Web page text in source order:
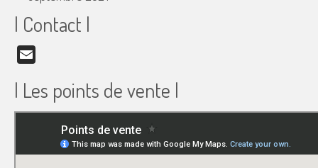
| Contact |
| Les points de vente |